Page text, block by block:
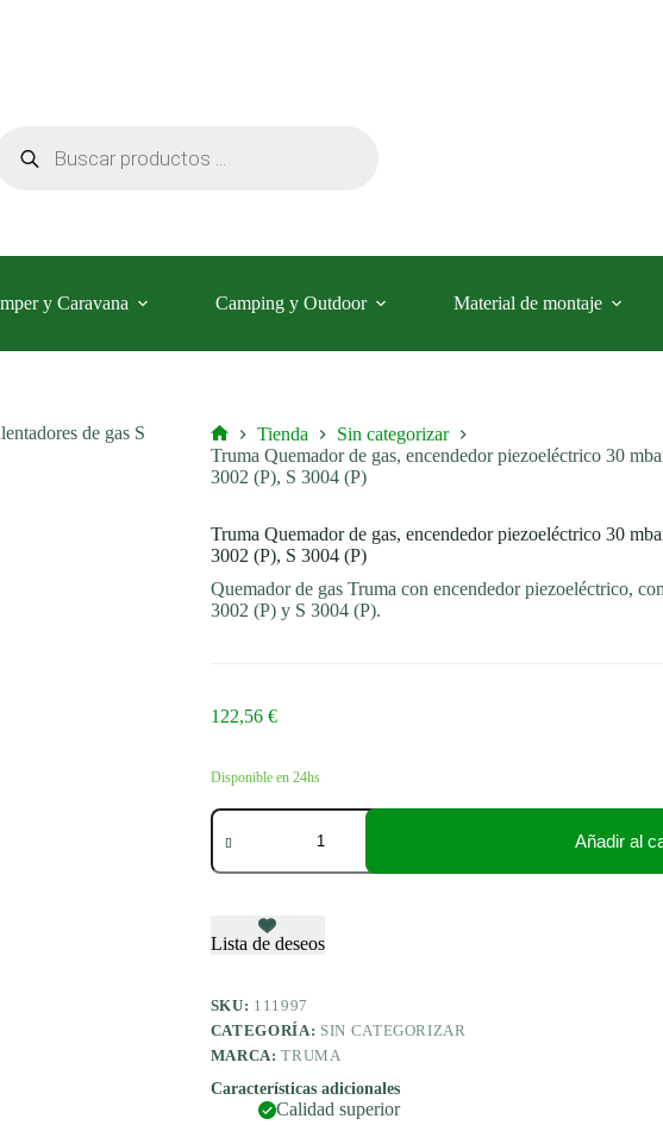
cantidad
y Caravana Camping y Outdoor Material de montaje
Inicio
Tienda
Sin categorizar
Truma Quemador de gas, encendedor piezoeléctrico 30
3002 (P), S 3004 (P)
Truma Quemador de gas, encendedor piezoeléctrico 30
3002 (P), S 3004 (P)
Quemador de gas Truma con encendedor piezoeléctrico,
3002 (P) y S 3004 (P).
122,56 €
Disponible en 24hs
Truma
Quemador
gas,
piezoeléctrico
30
calentadores
gas
S
3002
(P),
Añadir al
Lista de deseos
SKU: 111997
CATEGORÍA: SIN CATEGORIZAR
MARCA:TRUMA
Características adicionales
Calidad superior